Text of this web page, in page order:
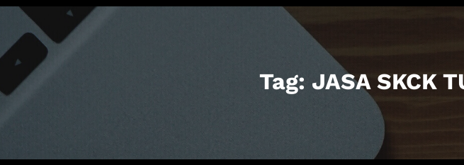
Tag: JASA SKCK